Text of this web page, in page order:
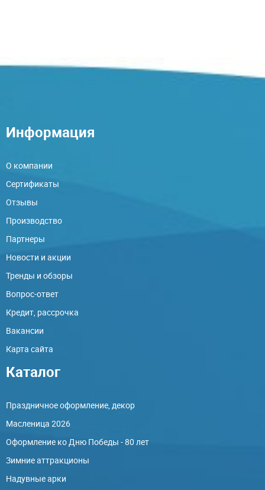
Информация
О компании
Сертификаты
Отзывы
Производство
Партнеры
Новости и акции
Тренды и обзоры
Вопрос-ответ
Кредит, рассрочка
Вакансии
Карта сайта
Каталог
Праздничное оформление, декор
Масленица 2026
Оформление ко Дню Победы - 80 лет
Зимние аттракционы
Надувные арки